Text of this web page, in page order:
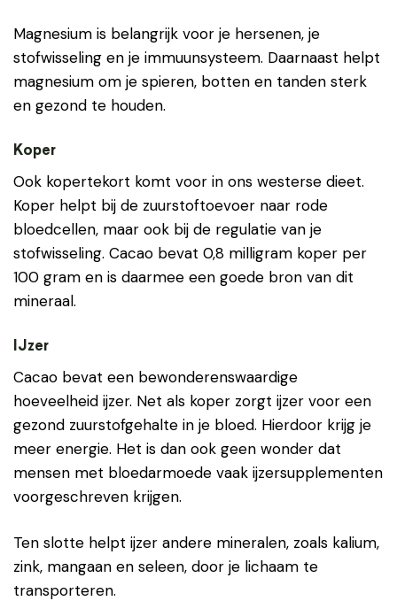
Magnesium is belangrijk voor je hersenen, je
stofwisseling en je immuunsysteem. Daarnaast helpt
magnesium om je spieren, botten en tanden sterk
en gezond te houden.
Koper
Ook kopertekort komt voor in ons westerse dieet.
Koper helpt bij de zuurstoftoevoer naar rode
bloedcellen, maar ook bij de regulatie van je
stofwisseling. Cacao bevat 0,8 milligram koper per
100 gram en is daarmee een goede bron van dit
mineraal.
IJzer
Cacao bevat een bewonderenswaardige
hoeveelheid ijzer. Net als koper zorgt ijzer voor een
gezond zuurstofgehalte in je bloed. Hierdoor krijg je
meer energie. Het is dan ook geen wonder dat
mensen met bloedarmoede vaak ijzersupplementen
voorgeschreven krijgen.
Ten slotte helpt ijzer andere mineralen, zoals kalium,
zink, mangaan en seleen, door je lichaam te
transporteren.